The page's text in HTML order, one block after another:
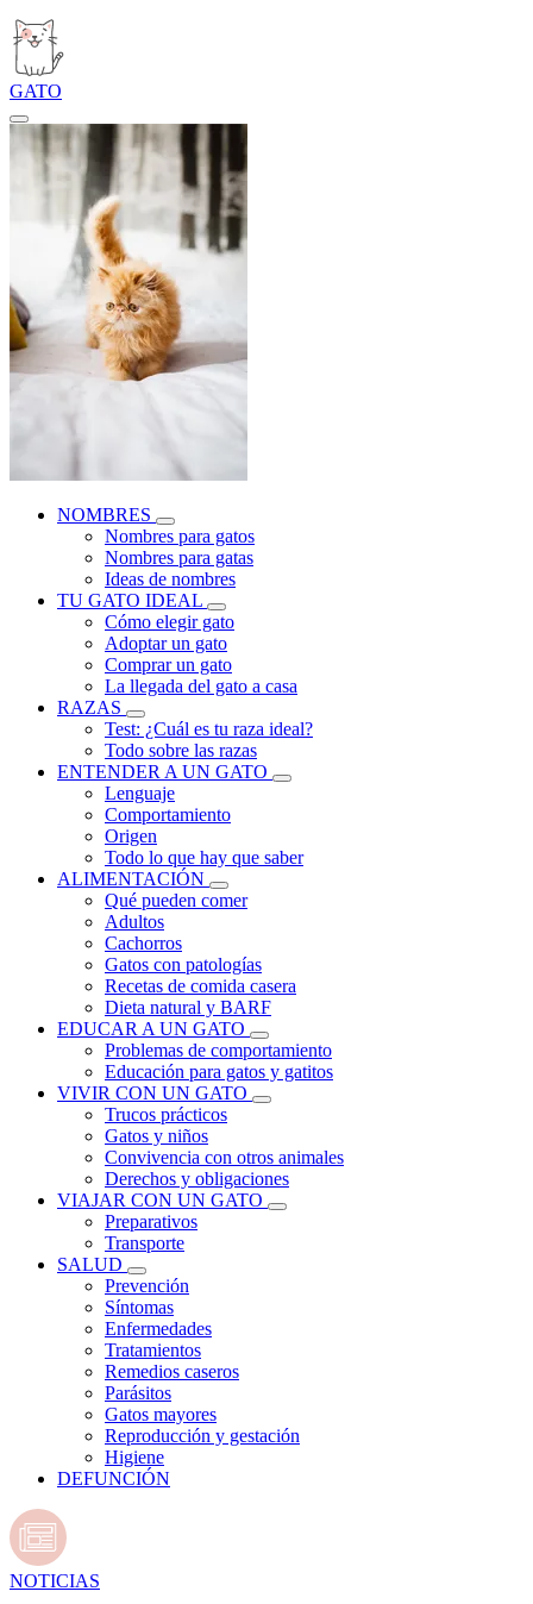
GATO
NOMBRES
Nombres para gatos
Nombres para gatas
Ideas de nombres
TU GATO IDEAL
Cómo elegir gato
Adoptar un gato
Comprar un gato
La llegada del gato a casa
RAZAS
Test: ¿Cuál es tu raza ideal?
Todo sobre las razas
ENTENDER A UN GATO
Lenguaje
Comportamiento
Origen
Todo lo que hay que saber
ALIMENTACIÓN
Qué pueden comer
Adultos
Cachorros
Gatos con patologías
Recetas de comida casera
Dieta natural y BARF
EDUCAR A UN GATO
Problemas de comportamiento
Educación para gatos y gatitos
VIVIR CON UN GATO
Trucos prácticos
Gatos y niños
Convivencia con otros animales
Derechos y obligaciones
VIAJAR CON UN GATO
Preparativos
Transporte
SALUD
Prevención
Síntomas
Enfermedades
Tratamientos
Remedios caseros
Parásitos
Gatos mayores
Reproducción y gestación
Higiene
DEFUNCIÓN
NOTICIAS